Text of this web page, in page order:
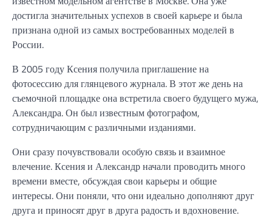
достигла значительных успехов в своей карьере и была
признана одной из самых востребованных моделей в
России.
В 2005 году Ксения получила приглашение на
фотосессию для глянцевого журнала. В этот же день на
съемочной площадке она встретила своего будущего мужа,
Александра. Он был известным фотографом,
сотрудничающим с различными изданиями.
Они сразу почувствовали особую связь и взаимное
влечение. Ксения и Александр начали проводить много
времени вместе, обсуждая свои карьеры и общие
интересы. Они поняли, что они идеально дополняют друг
друга и приносят друг в друга радость и вдохновение.